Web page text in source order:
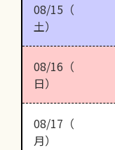
08/15（
土）
08/16（
日）
08/17（
月）